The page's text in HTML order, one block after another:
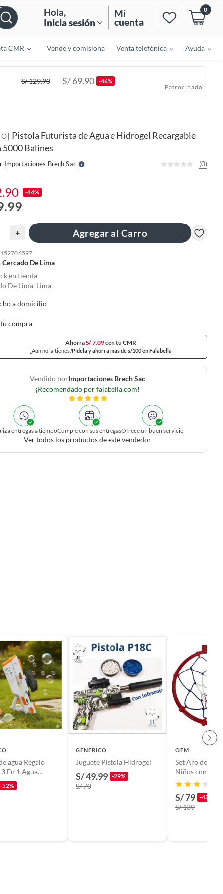
Hola,
Inicia sesión
Mi
cuenta
0
CMR Vende y comisiona Venta telefónica Ayuda
S/129.90 S/69.90 -46%
Patrocinado
| Pistola Futurista de Agua e Hidrogel Recargable
5000 Balines
Importaciones Brech SacS
r
(0)
-44%
+ Agregar al Carro
Cercado De Lima
en tienda
De Lima, Lima
a domicilio
compra
AhorraS/ 7.09con tu CMR
¿Aún no la tienes?Pídela y ahorra más de s/100 en Falabella
Vendido porImportaciones Brech Sac
¡Recomendado por falabella.com!
entregas a tiempoCumple con sus entregasOfrece un buen servicio
Ver todos los productos de este vendedor
agua Regalo
3 En 1 Agua
Burbuja Regalo
NARANJA
-52%
GENERICO
Juguete Pistola Hidrogel
S/ 49.99 -29%
S/ 70
OEM
Set Aro de
Niños con
Red Resistente
S/ 79 -43%
S/ 139